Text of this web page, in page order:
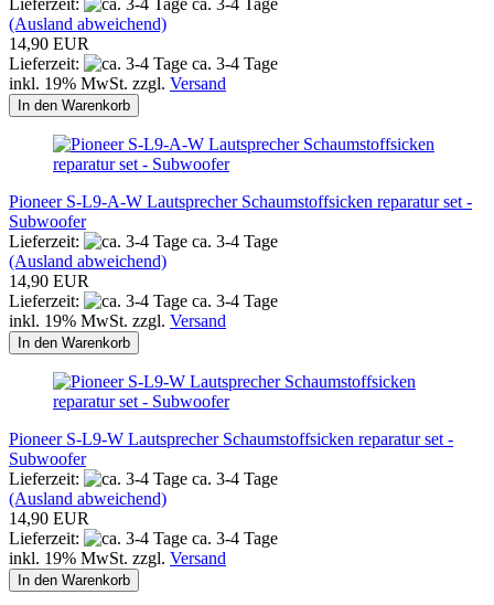
Lieferzeit:
ca. 3-4 Tage
(Ausland abweichend)
14,90 EUR
Lieferzeit:
ca. 3-4 Tage
inkl. 19% MwSt. zzgl. Versand
In den Warenkorb
Pioneer S-L9-A-W Lautsprecher Schaumstoffsicken reparatur set -
Subwoofer
Lieferzeit:
ca. 3-4 Tage
(Ausland abweichend)
14,90 EUR
Lieferzeit:
ca. 3-4 Tage
inkl. 19% MwSt. zzgl. Versand
In den Warenkorb
Pioneer S-L9-W Lautsprecher Schaumstoffsicken reparatur set -
Subwoofer
Lieferzeit:
ca. 3-4 Tage
(Ausland abweichend)
14,90 EUR
Lieferzeit:
ca. 3-4 Tage
inkl. 19% MwSt. zzgl. Versand
In den Warenkorb